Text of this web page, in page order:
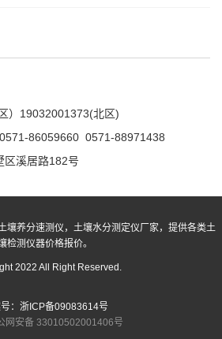
）19032001373(北区)
86059660 0571-88971438
区溪居路182号
壤养分速测仪，土壤水分测定仪厂家，提供各类土
检测仪器价格报价。
2022 All Right Reserved.
： 浙ICP备09083614号
网安备 33010502001406号